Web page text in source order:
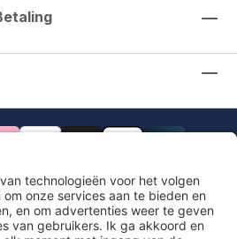
footer.includeVat.afterTag